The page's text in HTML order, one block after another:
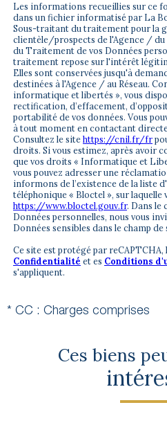
Les informations recueillies sur ce
dans un fichier informatisé par La
Sous-traitant du traitement pour la
clientèle/prospects de l'Agence / du
du Traitement de vos Données
traitement repose sur l'intérêt
Elles sont conservées jusqu'à
destinées à l'Agence / au Réseau.
informatique et libertés », vous
rectification, d’effacement,
portabilité de vos données. Vous
à tout moment en contactant
Consultez le sitehttps://cnil.fr/fr
droits. Si vous estimez, après avoir
que vos droits « Informatique et
vous pouvez adresser une
informons de l’existence de la liste
téléphonique « Bloctel », sur laquelle
https://www.bloctel.gouv.fr. Dans le
Données personnelles, nous vous
Données sensibles dans le champ de
Ce site est protégé par reCAPTCHA,
Confidentialité et es Conditions
s'appliquent.
* CC : Charges comprises
Ces biens